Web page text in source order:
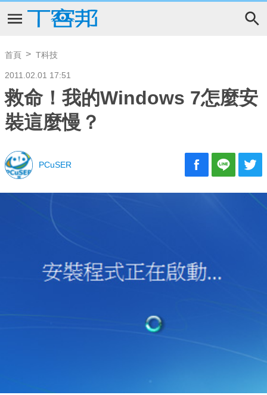
首頁 T科技
2011.02.01 17:51
救命！我的Windows 7怎麼安
裝這麼慢？
PCuSER